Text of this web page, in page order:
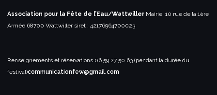
Association pour la Fête de l’Eau/Wattwiller Mairie, 10 rue de la 1ère
Armée 68700 Wattwillersiret : 42176964700023
Renseignements et réservations 06 59 27 50 63 (pendant la durée du
festival)communicationfew@gmail.com